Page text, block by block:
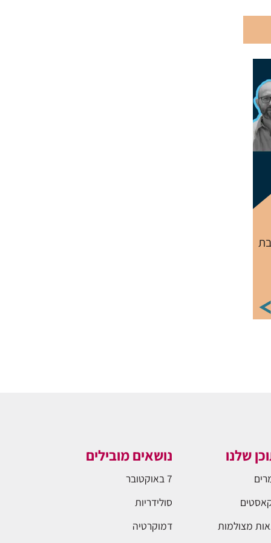
שלנו
מצולמות
נושאים מובילים
7 באוקטובר
סולידריות
דמוקרטיה